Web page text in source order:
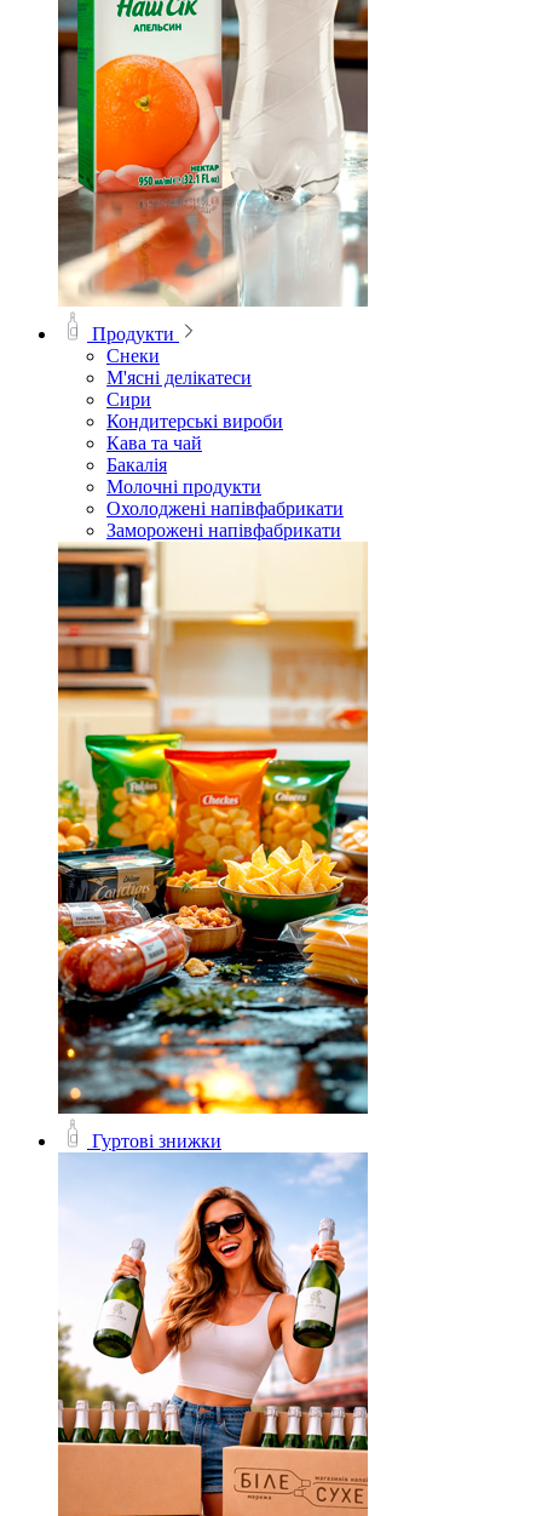
Продукти
Снеки
М'ясні делікатеси
Сири
Кондитерські вироби
Кава та чай
Бакалія
Молочні продукти
Охолоджені напівфабрикати
Заморожені напівфабрикати
Гуртові знижки